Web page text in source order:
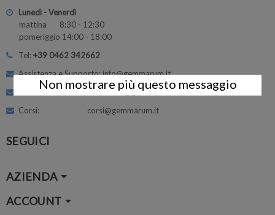
Lunedì - Venerdì
mattina 8:30 - 12:30
pomeriggio 14:00 - 18:00
Tel:+39 0462 342662
Assistenza e Supporto: info@gemmarum.it
Amministrazione: vendite@gemmarum.it
Corsi: corsi@gemmarum.it
SEGUICI
AZIENDA
ACCOUNT
Non mostrare più questo messaggio